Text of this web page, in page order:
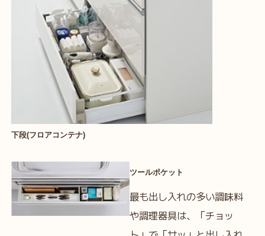
下段(フロアコンテナ)
ツールポケット
最も出し入れの多い調味料
や調理器具は、「チョッ